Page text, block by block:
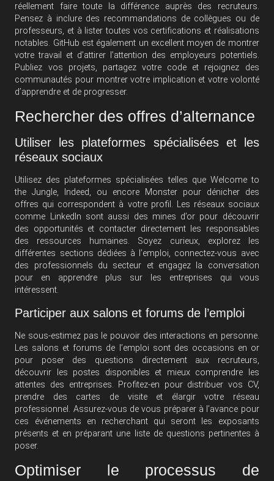
réellement faire toute la différence auprès des recruteurs.
Pensez à inclure des recommandations de collègues ou de
professeurs, et à lister toutes vos certifications et réalisations
notables. GitHub est également un excellent moyen de montrer
votre travail et d’attirer l’attention des employeurs potentiels.
Publiez vos projets, partagez votre code et rejoignez des
communautés pour montrer votre implication et votre volonté
d’apprendre et de progresser.
Rechercher des offres d’alternance
Utiliser les plateformes spécialisées et les
réseaux sociaux
Utilisez des plateformes spécialisées telles que Welcome to
the Jungle, Indeed, ou encore Monster pour dénicher des
offres qui correspondent à votre profil. Les réseaux sociaux
comme LinkedIn sont aussi des mines d’or pour découvrir
des opportunités et contacter directement les responsables
des ressources humaines. Soyez curieux, explorez les
différentes sections dédiées à l’emploi, connectez-vous avec
des professionnels du secteur et engagez la conversation
pour en apprendre plus sur les entreprises qui vous
intéressent.
Participer aux salons et forums de l’emploi
Ne sous-estimez pas le pouvoir des interactions en personne.
Les salons et forums de l’emploi sont des occasions en or
pour poser des questions directement aux recruteurs,
découvrir les postes disponibles et mieux comprendre les
attentes des entreprises. Profitez-en pour distribuer vos CV,
prendre des cartes de visite et élargir votre réseau
professionnel. Assurez-vous de vous préparer à l’avance pour
ces événements en recherchant qui seront les exposants
présents et en préparant une liste de questions pertinentes à
poser.
Optimiser le processus de